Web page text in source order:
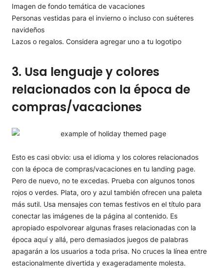
Imagen de fondo temática de vacaciones
Personas vestidas para el invierno o incluso con suéteres
navideños
Lazos o regalos. Considera agregar uno a tu logotipo
3. Usa lenguaje y colores
relacionados con la época de
compras/vacaciones
Esto es casi obvio: usa el idioma y los colores relacionados
con la época de compras/vacaciones en tu landing page.
Pero de nuevo, no te excedas. Prueba con algunos tonos
rojos o verdes. Plata, oro y azul también ofrecen una paleta
más sutil. Usa mensajes con temas festivos en el título para
conectar las imágenes de la página al contenido. Es
apropiado espolvorear algunas frases relacionadas con la
época aquí y allá, pero demasiados juegos de palabras
apagarán a los usuarios a toda prisa. No cruces la línea entre
estacionalmente divertida y exageradamente molesta.